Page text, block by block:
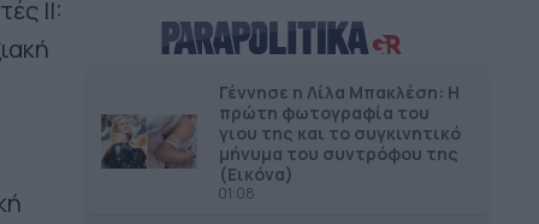
II:
ΕΠΙΚΑΙΡΟΤΗΤΑ16.12
Ξεκινούν τα δοκιμαστικά
δρομολόγια της επέκτασης του
Μετρό προς την Καλαμαριά
ΕΠΙΚΑΙΡΟΤΗΤΑ15.57
Αυτοψία Δήμα στα εργοτάξια του
Γέννησε η Λίλα Μπακλέση: Η
πρώτη φωτογραφία του
γιου της και το συγκινητικό
μήνυμα του συντρόφου της
(Εικόνα)
01:08